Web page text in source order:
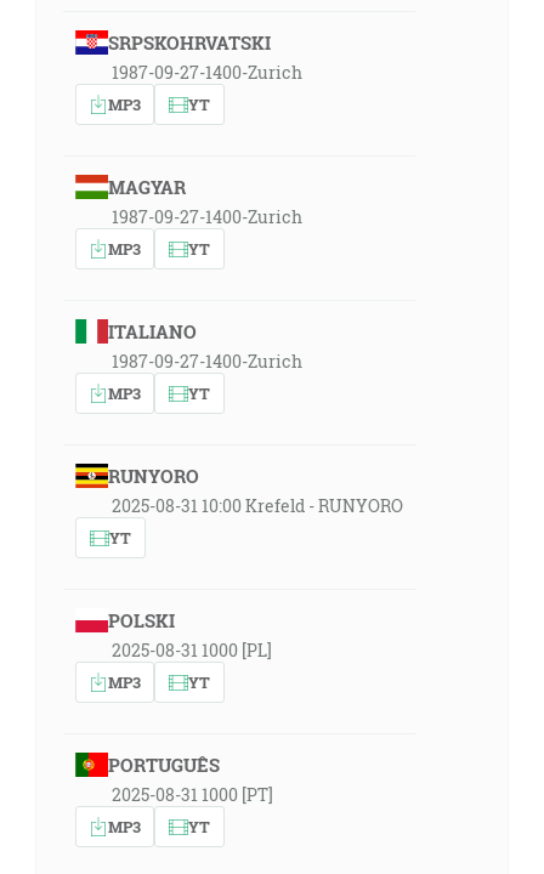
SRPSKOHRVATSKI
1987-09-27-1400-Zurich
MP3 YT
MAGYAR
1987-09-27-1400-Zurich
MP3 YT
ITALIANO
1987-09-27-1400-Zurich
MP3 YT
RUNYORO
2025-08-31 10:00 Krefeld - RUNYORO
YT
POLSKI
2025-08-31 1000 [PL]
MP3 YT
PORTUGUÊS
2025-08-31 1000 [PT]
MP3 YT